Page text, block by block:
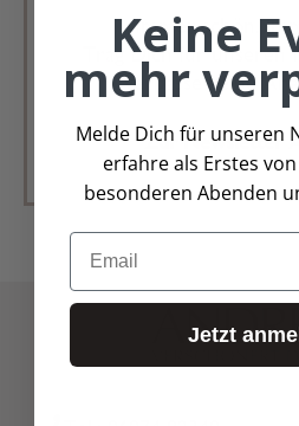
Immer schön,
Trag Dich für unseren
verpasse keine
Zur Newsletter
Keine
mehr
Melde Dich für unseren
erfahre als Erstes
besonderen Abenden
Email
Jetzt